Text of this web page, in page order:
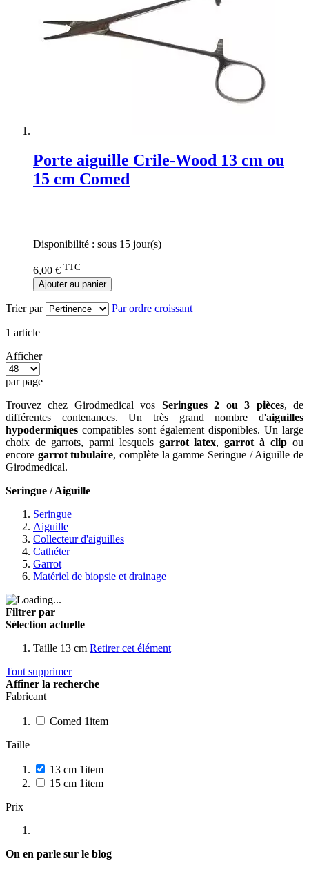
Porte aiguille Crile-Wood 13 cm ou
15 cm Comed
Disponibilité : sous 15 jour(s)
6,00 € TTC
Ajouter au panier
Trier par Par ordre croissant
1 article
Afficher
par page
Trouvez chez Girodmedical vos Seringues 2 ou 3 pièces, de
différentes contenances. Un très grand nombre d'aiguilles
hypodermiques compatibles sont également disponibles. Un large
choix de garrots, parmi lesquels garrot latex,garrot à clip ou
encore garrot tubulaire, complète la gamme Seringue / Aiguille de
Girodmedical.
Seringue / Aiguille
Seringue
Aiguille
Collecteur d'aiguilles
Cathéter
Garrot
Matériel de biopsie et drainage
Filtrer par
Sélection actuelle
Taille 13 cm Retirer cet élément
Tout supprimer
Affiner la recherche
Fabricant
Comed 1item
Taille
13 cm 1item
15 cm 1item
Prix
On en parle sur le blog